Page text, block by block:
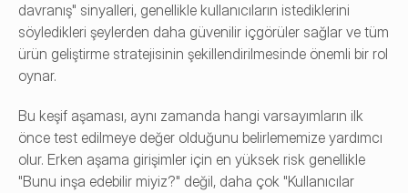
davranış" sinyalleri, genellikle kullanıcıların istediklerini
söyledikleri şeylerden daha güvenilir içgörüler sağlar ve tüm
ürün geliştirme stratejisinin şekillendirilmesinde önemli bir rol
oynar.
Bu keşif aşaması, aynı zamanda hangi varsayımların ilk
önce test edilmeye değer olduğunu belirlememize yardımcı
olur. Erken aşama girişimler için en yüksek risk genellikle
"Bunu inşa edebilir miyiz?" değil, daha çok "Kullanıcılar